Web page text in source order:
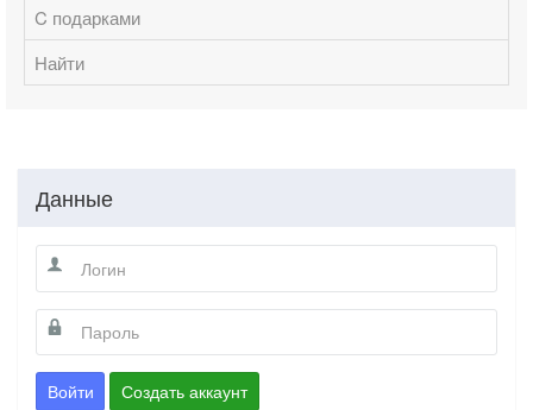
C подарками
Найти
Данные
Войти Создать аккаунт